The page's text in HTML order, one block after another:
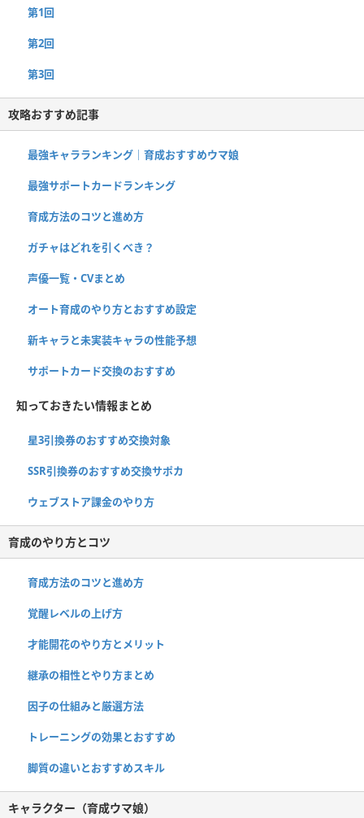
第1回
第2回
第3回
攻略おすすめ記事
最強キャラランキング｜育成おすすめウマ娘
最強サポートカードランキング
育成方法のコツと進め方
ガチャはどれを引くべき？
声優一覧・CVまとめ
オート育成のやり方とおすすめ設定
新キャラと未実装キャラの性能予想
サポートカード交換のおすすめ
知っておきたい情報まとめ
星3引換券のおすすめ交換対象
SSR引換券のおすすめ交換サポカ
ウェブストア課金のやり方
育成のやり方とコツ
育成方法のコツと進め方
覚醒レベルの上げ方
才能開花のやり方とメリット
継承の相性とやり方まとめ
因子の仕組みと厳選方法
トレーニングの効果とおすすめ
脚質の違いとおすすめスキル
キャラクター（育成ウマ娘）